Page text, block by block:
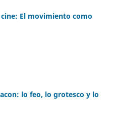
El movimiento como
lo feo, lo grotesco y lo